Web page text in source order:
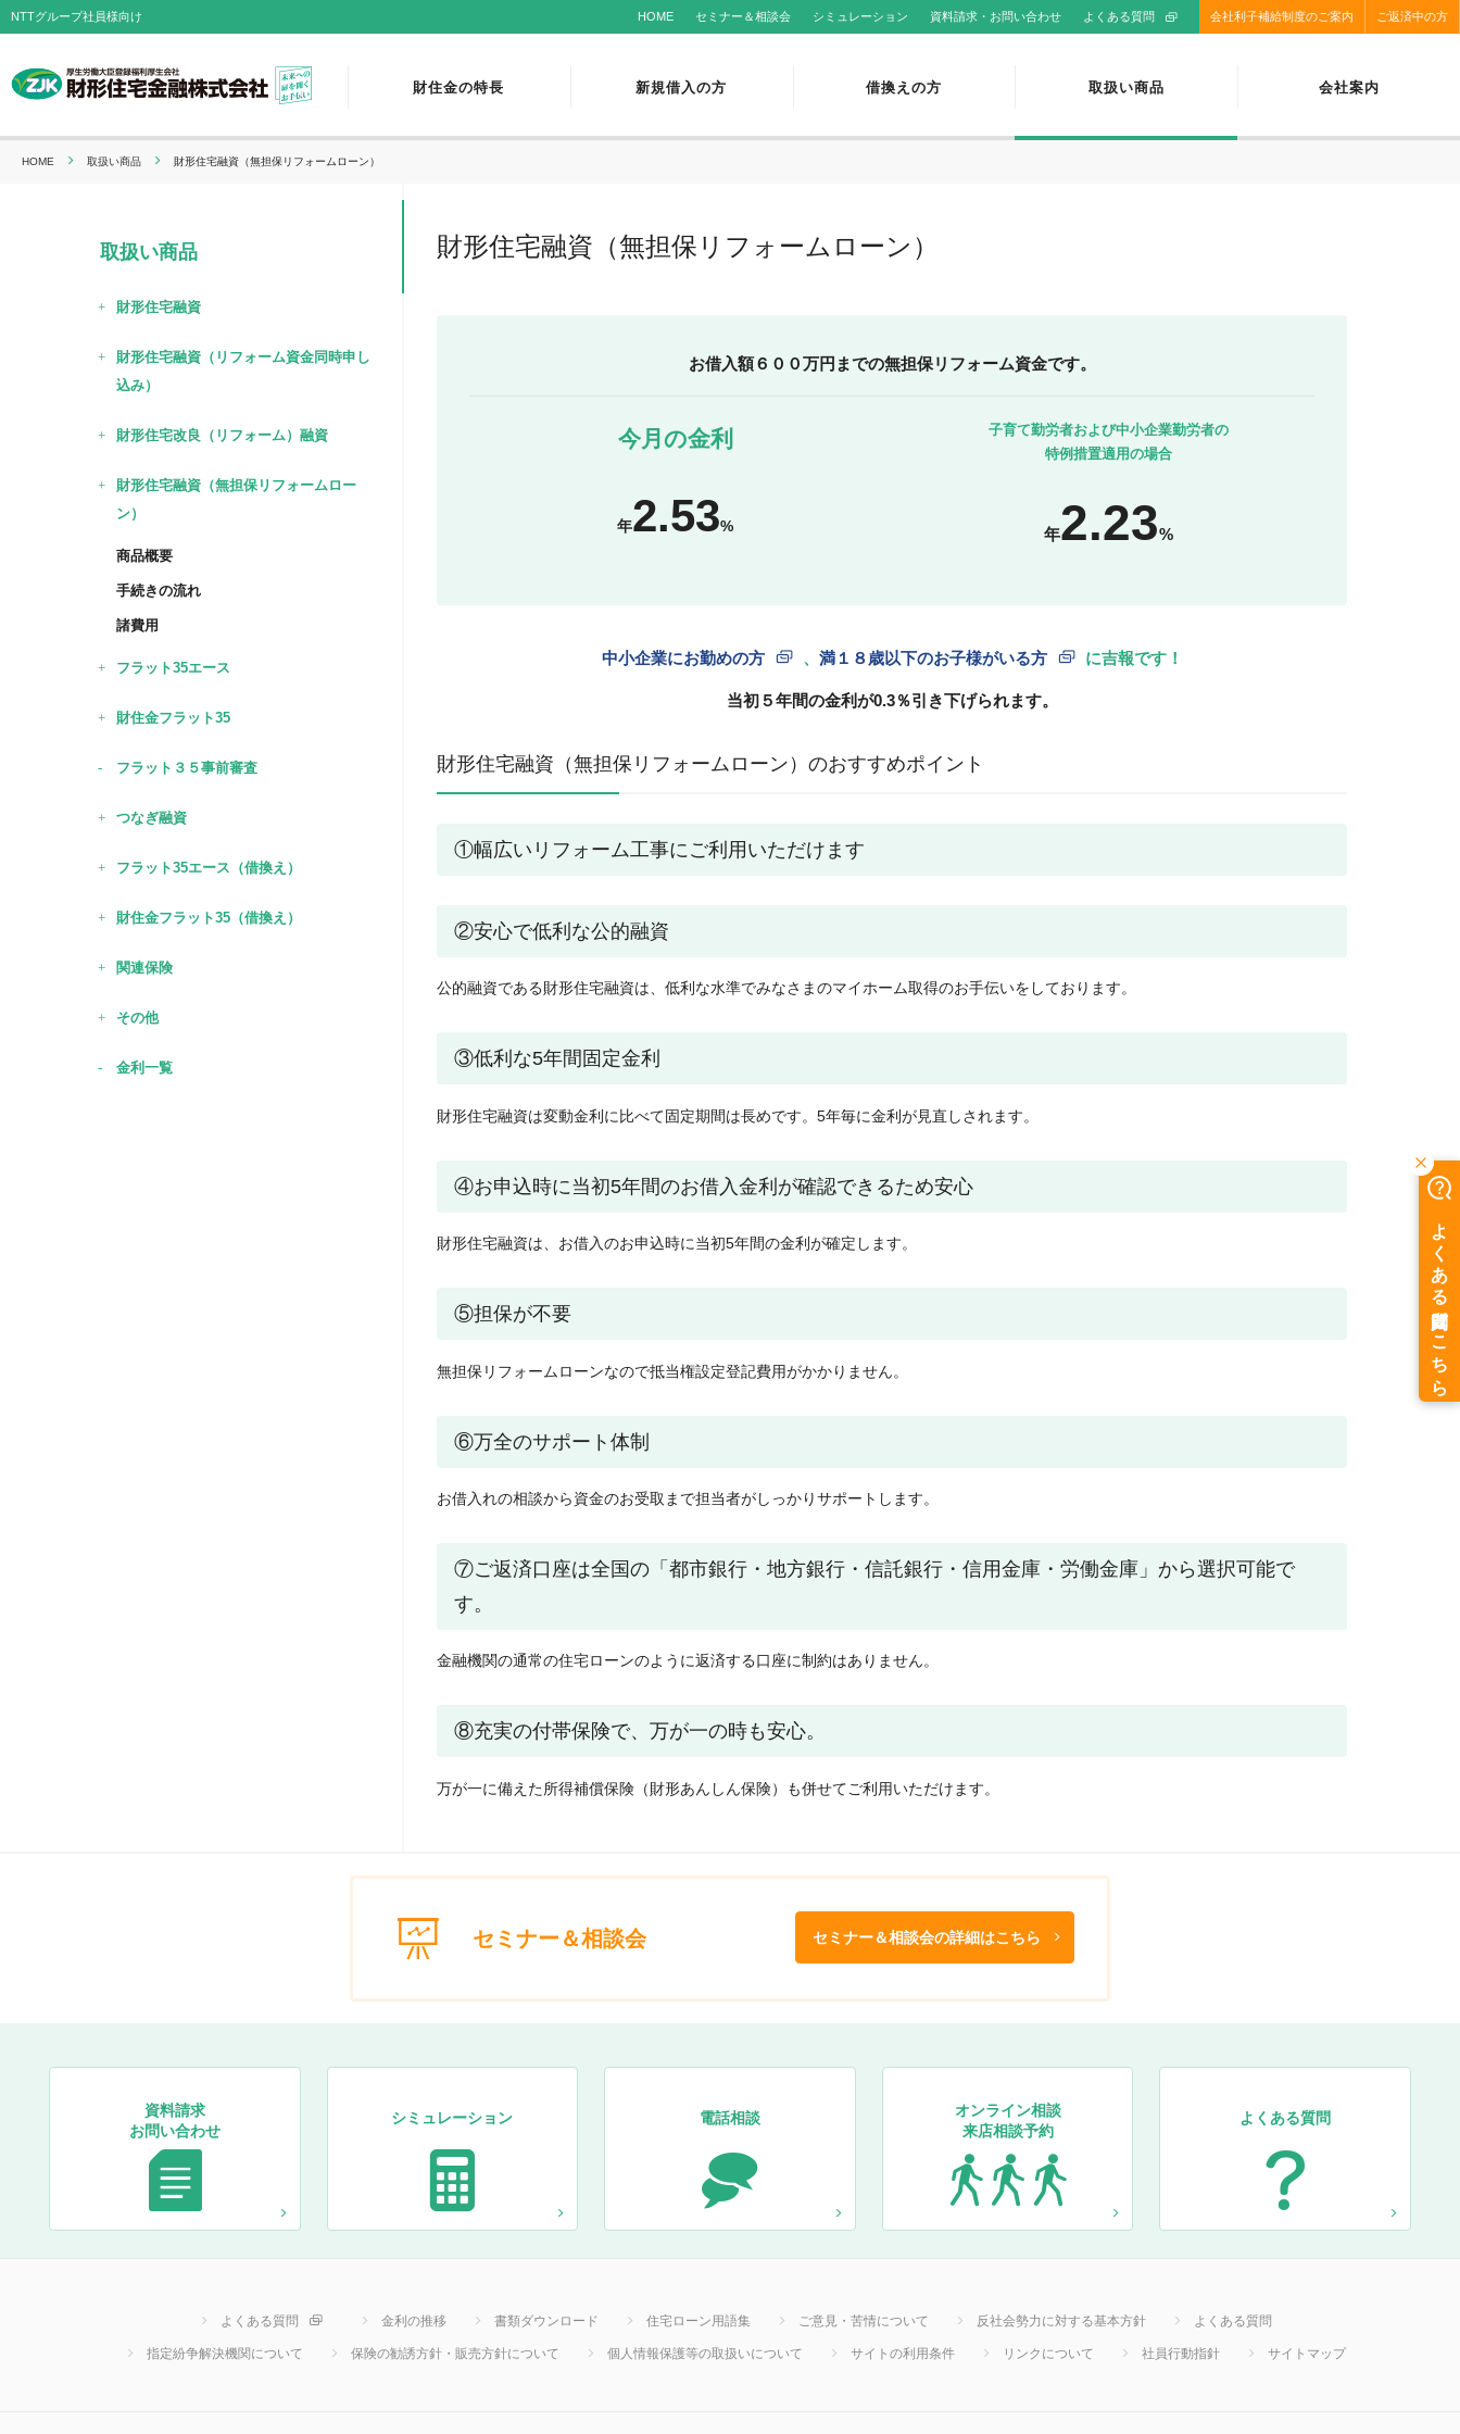
NTTグループ社員様向け HOME セミナー＆相談会 シミュレーション 資料請求・お問い合わせ よくある質問 会社利子補給制度のご案内 ご返済中の方
財住金の特長 新規借入の方 借換えの方 取扱い商品 会社案内
HOME 取扱い商品 財形住宅融資（無担保リフォームローン）
取扱い商品
財形住宅融資
財形住宅融資（リフォーム資金同時申し
込み）
財形住宅改良（リフォーム）融資
財形住宅融資（無担保リフォームロー
ン）
商品概要
手続きの流れ
諸費用
フラット35エース
財住金フラット35
フラット３５事前審査
つなぎ融資
フラット35エース（借換え）
財住金フラット35（借換え）
関連保険
その他
金利一覧
財形住宅融資（無担保リフォームローン）
お借入額６００万円までの無担保リフォーム資金です。
今月の金利
年2.53%
子育て勤労者および中小企業勤労者の
特例措置適用の場合
年2.23%
中小企業にお勤めの方 、 満１８歳以下のお子様がいる方 に吉報です！
当初５年間の金利が0.3％引き下げられます。
財形住宅融資（無担保リフォームローン）のおすすめポイント
①幅広いリフォーム工事にご利用いただけます
②安心で低利な公的融資
公的融資である財形住宅融資は、低利な水準でみなさまのマイホーム取得のお手伝いをしております。
③低利な5年間固定金利
財形住宅融資は変動金利に比べて固定期間は長めです。5年毎に金利が見直しされます。
④お申込時に当初5年間のお借入金利が確認できるため安心
財形住宅融資は、お借入のお申込時に当初5年間の金利が確定します。
⑤担保が不要
無担保リフォームローンなので抵当権設定登記費用がかかりません。
⑥万全のサポート体制
お借入れの相談から資金のお受取まで担当者がしっかりサポートします。
⑦ご返済口座は全国の「都市銀行・地方銀行・信託銀行・信用金庫・労働金庫」から選択可能で
す。
金融機関の通常の住宅ローンのように返済する口座に制約はありません。
⑧充実の付帯保険で、万が一の時も安心。
万が一に備えた所得補償保険（財形あんしん保険）も併せてご利用いただけます。
セミナー＆相談会 セミナー＆相談会の詳細はこちら
資料請求
お問い合わせ
シミュレーション 電話相談
オンライン相談
来店相談予約
よくある質問
よくある質問 金利の推移 書類ダウンロード 住宅ローン用語集 ご意見・苦情について 反社会勢力に対する基本方針 よくある質問
指定紛争解決機関について 保険の勧誘方針・販売方針について 個人情報保護等の取扱いについて サイトの利用条件 リンクについて 社員行動指針 サイトマップ